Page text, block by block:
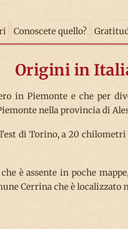
Conoscete quello?
Origini in
in Piemonte e che per
nella provincia di
di Torino, a 20 chilometri
è assente in poche
Cerrina che è